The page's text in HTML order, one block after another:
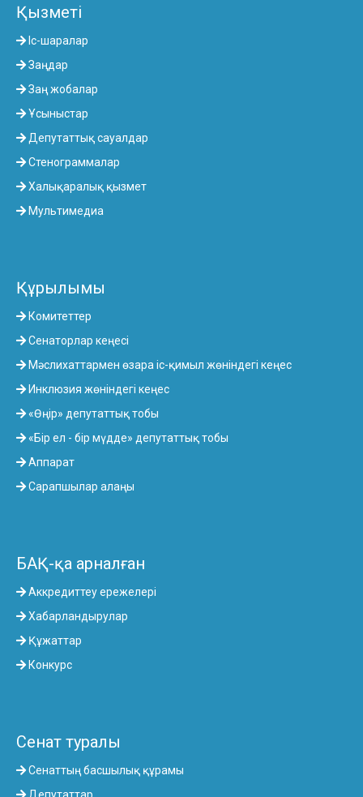
Қызметі
Іс-шаралар
Заңдар
Заң жобалар
Ұсыныстар
Депутаттық сауалдар
Стенограммалар
Халықаралық қызмет
Мультимедиа
Құрылымы
Комитеттер
Сенаторлар кеңесі
Мәслихаттармен өзара іс-қимыл жөніндегі кеңес
Инклюзия жөніндегі кеңес
«Өңір» депутаттық тобы
«Бір ел - бір мүдде» депутаттық тобы
Аппарат
Сарапшылар алаңы
БАҚ-қа арналған
Аккредиттеу ережелері
Хабарландырулар
Құжаттар
Конкурс
Сенат туралы
Сенаттың басшылық құрамы